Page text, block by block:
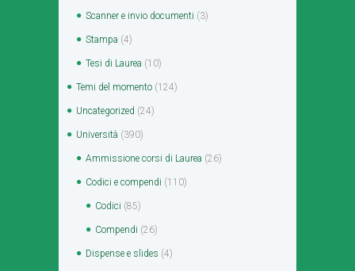
Scanner e invio documenti (3)
Stampa (4)
Tesi di Laurea (10)
Temi del momento (124)
Uncategorized (24)
Università (390)
Ammissione corsi di Laurea (26)
Codici e compendi (110)
Codici (85)
Compendi (26)
Dispense e slides (4)